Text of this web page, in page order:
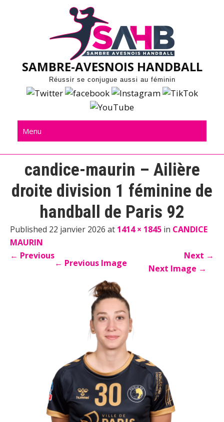
SAMBRE-AVESNOIS HANDBALL
Réussir se conjugue aussi au féminin
Menu
candice-maurin – Ailière
droite division 1 féminine de
handball de Paris 92
Published 22 janvier 2026 at 1414 × 1845 in CANDICE
MAURIN
← Previous Next →
← Previous Image Next Image →